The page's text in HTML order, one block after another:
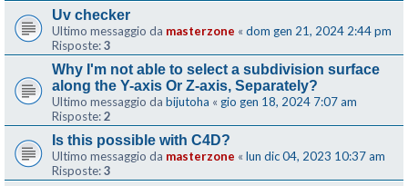
Uv checker
Ultimo messaggio da masterzone « dom gen 21, 2024 2:44 pm
Risposte:3
Why I'm not able to select a subdivision surface
along the Y-axis Or Z-axis, Separately?
Ultimo messaggio da bijutoha « gio gen 18, 2024 7:07 am
Risposte:2
Is this possible with C4D?
Ultimo messaggio da masterzone « lun dic 04, 2023 10:37 am
Risposte:3